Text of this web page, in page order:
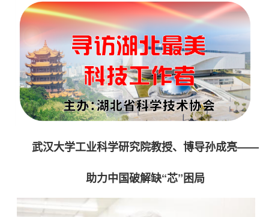
武汉大学工业科学研究院教授、博导孙成亮——
助力中国破解缺“芯”困局